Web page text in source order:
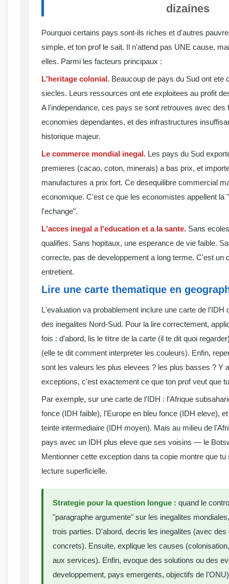
dizaines
Pourquoi certains pays sont-ils riches et d'autres
simple, et ton prof le sait. Il n'attend pas UNE cause,
elles. Parmi les facteurs principaux :
L'heritage colonial. Beaucoup de pays du Sud ont ete
siecles. Leurs ressources ont ete exploitees au profit
A l'independance, ces pays se sont retrouves avec des
economies dependantes, et des infrastructures
historique majeur.
Le commerce mondial inegal. Les pays du Sud
premieres (cacao, coton, minerais) a bas prix, et
manufactures a prix fort. Ce desequilibre commercial
economique. C'est ce que les economistes appellent la
l'echange".
L'acces inegal a l'education et a la sante. Sans
qualifies. Sans hopitaux, une esperance de vie faible.
correcte, pas de developpement a long terme. C'est un
entretient.
Lire une carte thematique en
L'evaluation va probablement inclure une carte de l'IDH
des inegalites Nord-Sud. Pour la lire correctement,
fois : d'abord, lis le titre de la carte (il te dit quoi
(elle te dit comment interpreter les couleurs). Enfin,
sont les valeurs les plus elevees ? les plus basses ? Y
exceptions, c'est exactement ce que ton prof veut que
Par exemple, sur une carte de l'IDH : l'Afrique
fonce (IDH faible), l'Europe en bleu fonce (IDH eleve),
teinte intermediaire (IDH moyen). Mais au milieu de
pays avec un IDH plus eleve que ses voisins — le
Mentionner cette exception dans ta copie montre que tu
lecture superficielle.
Strategie pour la question longue : quand le
"paragraphe argumente" sur les inegalites
trois parties. D'abord, decris les inegalites (avec
concrets). Ensuite, explique les causes
aux services). Enfin, evoque des solutions ou des
developpement, pays emergents, objectifs de